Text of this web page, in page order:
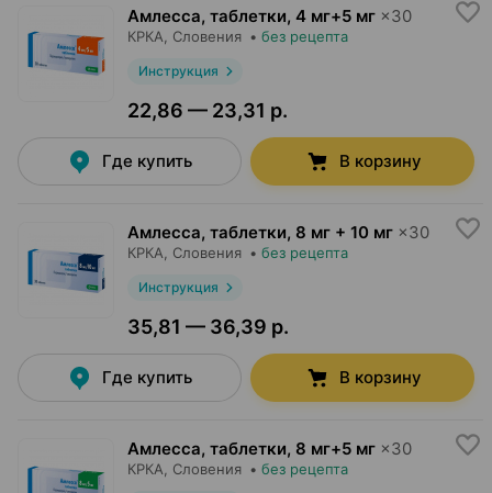
Амлесса, таблетки, 4 мг+5 мг ×30
КРКА , Словения • без рецепта
Инструкция
22,86 — 23,31 р.
Где купить В корзину
Амлесса, таблетки, 8 мг + 10 мг ×30
КРКА , Словения • без рецепта
Инструкция
35,81 — 36,39 р.
Где купить В корзину
Амлесса, таблетки, 8 мг+5 мг ×30
КРКА , Словения • без рецепта